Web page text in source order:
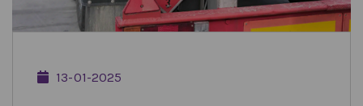
13-01-2025